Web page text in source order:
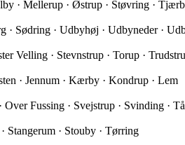
· Mellerup · Østrup · Støvring ·
· Sødring · Udbyhøj · Udbyneder ·
Velling · Stevnstrup · Torup ·
· Jennum · Kærby · Kondrup · Lem
Fussing · Svejstrup · Svinding ·
Stangerum · Stouby · Tørring